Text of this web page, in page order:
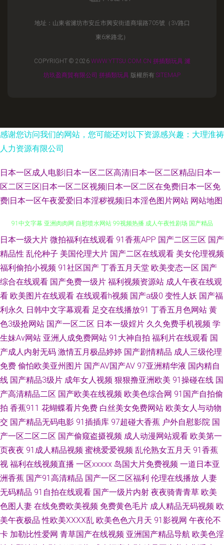
地址：山東省濰坊市安丘市興安街道商場路705號（3V路口
東6米路北）
COPYRIGHT © 2026 WWW.YTTSU.COM.CN 拼插類玩具 濰
坊玖盈商貿有限公司 拼插類玩具 版權所有 SITEMAP
感谢您访问我们的网站，您可能还对以下资源感兴趣：大理淮祷
人力资源有限公司
日本一区成人电影|日本一区二区高清|日本一区二区精品|日本一
区二区三区|日本一区二区视频|日本一区二区在免费|日本一区免
费|日本一区午夜爱爱|日本淫秽视频|日本淫色图片网站 网站地图
天天弄日日搞 高清肏屄宅女 五月花av网址 欧美婷婷综合 日韩无码网址 熟妇
91中文字幕 亚洲肉肉网 自慰喷水网站 99视频热播 成人午夜性剧场 国产精品
五区 51福利视频在线 九九国产精品视频 日韩福利网站 亚洲色图17P 91最新
视频 www大香蕉伊人 国内肏屄视频 婷婷五月天网 亚洲国产二区 老司机深夜
在线 先锋影音91AV 超碰人妻av 国产成人久草 国内成人在线AⅤ 日韩理论在
线 香蕉导航 伊人99 91涩涩蜜桃 A片免费欧美视频 超碰人人干人人 男女生互
操 欧美日韩成人国产 日本3级中文字幕 影音先锋成人久 肏屄视频软件下载
人变态另类 国产91小青蛙 国产援交精品 另类色色 欧美太性交 日本不卡12
色天堂性交 午夜AV剧院 亚洲老司机AV 亚洲一二三 中文字幕内射 91传媒网
站 91视频首页蝌蚪 91直接观看入口 www激情五月 www9热 操碰国产 九九
国产热 久久五月蜜桃 久久天天夜夜肏逼 亚州色片 综合97超碰 91视频夫妻
97在线观看 97人人干人人操 午夜91影院 欧美变态性交 午夜成人AV导航 综
日本一级大片 微拍福利在线观看 91香蕉APP 国产二区三区 国产
精品性 乱伦种子 美国伦理大片 国产二区在线观看 美女伦理视频
福利偷拍小视频 91社区国产 丁香五月天堂 欧美变态一区 国产
综合在线观看 国产免费一级片 福利视频资源站 成人午夜在线观
看 欧美图片在线观看 在线观看h视频 国产a级0 变性人妖 国产福
利永久 日韩中文字幕观看 足交在线播放91 丁香五月色网站 黄
色3级抢网站 国产一区二区 日本一级婬片 久久免费手机视频 学
生妹Av网站 亚洲人成免费网站 91大神自拍 福利片在线观看 国
产成人内射无码 激情五月极品婷婷 国产剧情精品 成人三级伦理
免费 偷怕欧美亚州图片 国产AV国产AV 97亚洲精华液 国内精自
线 国产精品3级片 成年女人视频 狠狠撸亚洲欧美 91操碰在线 国
产高清精品二区 国产欧美在线视频 欧美色综合网 91国产自拍偷
拍 香蕉911 花蝴蝶看片免费 白丝美女免费网站 欧美女人与动物
交 国产精品无码电影 91插插库 97超碰大香蕉 户外自慰影院 国
产一区二区二区 国产偷窥盗摄视频 成人动漫网站观看 欧美第一
页夜夜 91成人精品视频 蜜桃爱爱视频 乱伦熟女五月天 91香蕉
视 福利在线视频直播 一区xxxxx 岛国大片免费视频 一道日本亚
洲香蕉 国产91高清精品 国产一区二区福利 伦理在线播放 人妻
无码精品 91自拍在线观看 国产一级片内射 夜夜骑青青草 欧美
色图人妻 在线免费欧美视频 免费黄色毛片 成人精品无码视频 欧
美午夜极品 性欧美ⅩⅩⅩⅩ乱 欧美色色六月天 91影视网 午夜伦不
卡 加勒比性爱网 青草国产在线视频 亚洲国产精品导航 欧美色淫